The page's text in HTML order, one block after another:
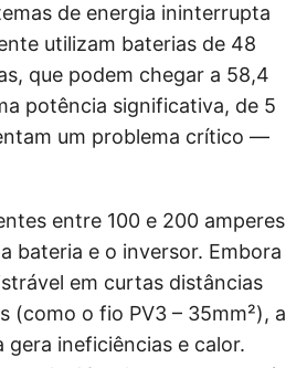
de energia ininterrupta
utilizam baterias de 48
que podem chegar a 58,4
potência significativa, de 5
um problema crítico —
entre 100 e 200 amperes
bateria e o inversor. Embora
em curtas distâncias
(como o fio PV3 – 35mm²), a
ineficiências e calor.